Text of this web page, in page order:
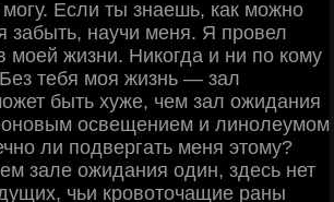
Если ты знаешь, как можно
забыть, научи меня. Я провел
моей жизни. Никогда и ни по кому
тебя моя жизнь — зал
быть хуже, чем зал ожидания
освещением и линолеумом
ли подвергать меня этому?
зале ожидания один, здесь нет
чьи кровоточащие раны